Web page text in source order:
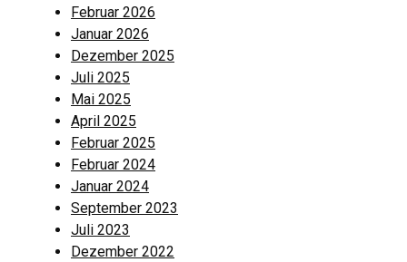
Februar 2026
Januar 2026
Dezember 2025
Juli 2025
Mai 2025
April 2025
Februar 2025
Februar 2024
Januar 2024
September 2023
Juli 2023
Dezember 2022